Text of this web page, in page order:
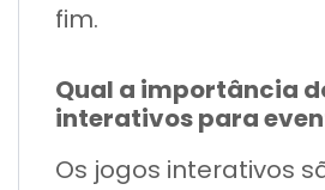
fim.
Qual a importância
interativos para
Os jogos interativos